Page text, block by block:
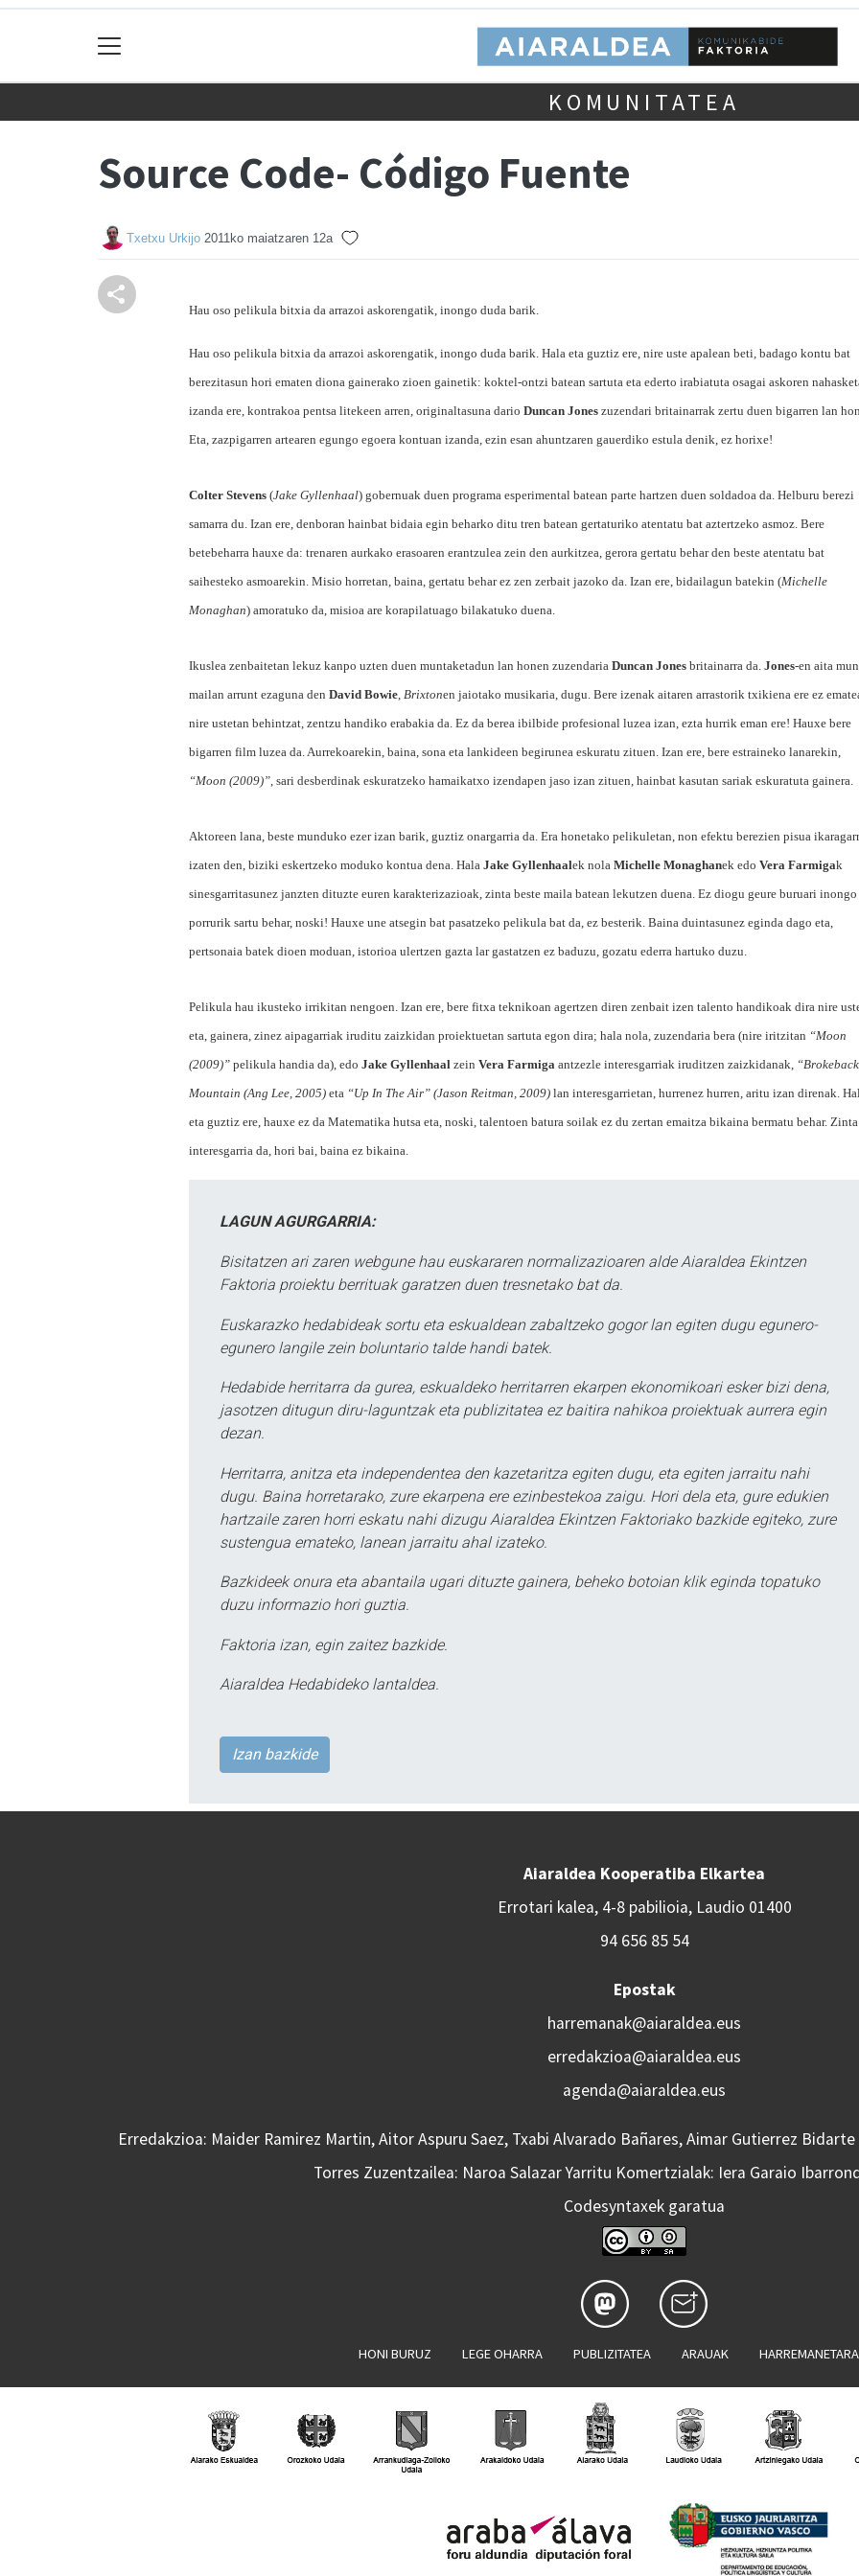
KOMUNITATEA
Source Code- Código Fuente
Txetxu Urkijo 2011ko maiatzaren 12a
Hau oso pelikula bitxia da arrazoi askorengatik, inongo duda barik.
Hau oso pelikula bitxia da arrazoi askorengatik, inongo duda barik. Hala eta guztiz ere, nire uste apalean beti, badago kontu bat
berezitasun hori ematen diona gainerako zioen gainetik: koktel-ontzi batean sartuta eta ederto irabiatuta osagai askoren
izanda ere, kontrakoa pentsa litekeen arren, originaltasuna dario Duncan Jones zuzendari britainarrak zertu duen bigarren lan
Eta, zazpigarren artearen egungo egoera kontuan izanda, ezin esan ahuntzaren gauerdiko estula denik, ez horixe!
Colter Stevens (Jake Gyllenhaal) gobernuak duen programa esperimental batean parte hartzen duen soldadoa da. Helburu berezi
samarra du. Izan ere, denboran hainbat bidaia egin beharko ditu tren batean gertaturiko atentatu bat aztertzeko asmoz. Bere
betebeharra hauxe da: trenaren aurkako erasoaren erantzulea zein den aurkitzea, gerora gertatu behar den beste atentatu bat
saihesteko asmoarekin. Misio horretan, baina, gertatu behar ez zen zerbait jazoko da. Izan ere, bidailagun batekin (Michelle
Monaghan) amoratuko da, misioa are korapilatuago bilakatuko duena.
Ikuslea zenbaitetan lekuz kanpo uzten duen muntaketadun lan honen zuzendaria Duncan Jones britainarra da. Jones-en aita
mailan arrunt ezaguna den David Bowie, Brixtonen jaiotako musikaria, dugu. Bere izenak aitaren arrastorik txikiena ere ez
nire ustetan behintzat, zentzu handiko erabakia da. Ez da berea ibilbide profesional luzea izan, ezta hurrik eman ere! Hauxe bere
bigarren film luzea da. Aurrekoarekin, baina, sona eta lankideen begirunea eskuratu zituen. Izan ere, bere estraineko lanarekin,
“Moon (2009)”, sari desberdinak eskuratzeko hamaikatxo izendapen jaso izan zituen, hainbat kasutan sariak eskuratuta gainera.
Aktoreen lana, beste munduko ezer izan barik, guztiz onargarria da. Era honetako pelikuletan, non efektu berezien pisua
izaten den, biziki eskertzeko moduko kontua dena. Hala Jake Gyllenhaalek nola Michelle Monaghanek edo Vera Farmigak
sinesgarritasunez janzten dituzte euren karakterizazioak, zinta beste maila batean lekutzen duena. Ez diogu geure buruari inongo
porrurik sartu behar, noski! Hauxe une atsegin bat pasatzeko pelikula bat da, ez besterik. Baina duintasunez eginda dago eta,
pertsonaia batek dioen moduan, istorioa ulertzen gazta lar gastatzen ez baduzu, gozatu ederra hartuko duzu.
Pelikula hau ikusteko irrikitan nengoen. Izan ere, bere fitxa teknikoan agertzen diren zenbait izen talento handikoak dira nire
eta, gainera, zinez aipagarriak iruditu zaizkidan proiektuetan sartuta egon dira; hala nola, zuzendaria bera (nire iritzitan “Moon
(2009)” pelikula handia da), edo Jake Gyllenhaal zein Vera Farmiga antzezle interesgarriak iruditzen zaizkidanak, “Brokeback
Mountain (Ang Lee, 2005) eta “Up In The Air” (Jason Reitman, 2009) lan interesgarrietan, hurrenez hurren, aritu izan direnak.
eta guztiz ere, hauxe ez da Matematika hutsa eta, noski, talentoen batura soilak ez du zertan emaitza bikaina bermatu behar. Zinta
interesgarria da, hori bai, baina ez bikaina.
LAGUN AGURGARRIA:
Bisitatzen ari zaren webgune hau euskararen normalizazioaren alde Aiaraldea Ekintzen
Faktoria proiektu berrituak garatzen duen tresnetako bat da.
Euskarazko hedabideak sortu eta eskualdean zabaltzeko gogor lan egiten dugu egunero-
egunero langile zein boluntario talde handi batek.
Hedabide herritarra da gurea, eskualdeko herritarren ekarpen ekonomikoari esker bizi dena,
jasotzen ditugun diru-laguntzak eta publizitatea ez baitira nahikoa proiektuak aurrera egin
dezan.
Herritarra, anitza eta independentea den kazetaritza egiten dugu, eta egiten jarraitu nahi
dugu. Baina horretarako, zure ekarpena ere ezinbestekoa zaigu. Hori dela eta, gure edukien
hartzaile zaren horri eskatu nahi dizugu Aiaraldea Ekintzen Faktoriako bazkide egiteko, zure
sustengua emateko, lanean jarraitu ahal izateko.
Bazkideek onura eta abantaila ugari dituzte gainera, beheko botoian klik eginda topatuko
duzu informazio hori guztia.
Faktoria izan, egin zaitez bazkide.
Aiaraldea Hedabideko lantaldea.
Izan bazkide
Aiaraldea Kooperatiba Elkartea
Errotari kalea, 4-8 pabilioia, Laudio 01400
94 656 85 54
Epostak
harremanak@aiaraldea.eus
erredakzioa@aiaraldea.eus
agenda@aiaraldea.eus
Erredakzioa: Maider Ramirez Martin, Aitor Aspuru Saez, Txabi Alvarado Bañares, Aimar Gutierrez
Torres Zuzentzailea: Naroa Salazar Yarritu Komertzialak: Iera Garaio
Codesyntaxek garatua
HONI BURUZ LEGE OHARRA PUBLIZITATEA ARAUAK